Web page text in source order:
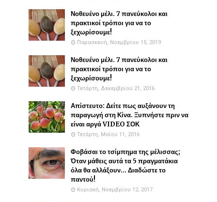
Νοθευένο μέλι. 7 πανεύκολοι και
πρακτικοί τρόποι για να το
ξεχωρίσουμε!
Παρασκευή, Νοεμβρίου 15, 2019
Νοθευένο μέλι. 7 πανεύκολοι και
πρακτικοί τρόποι για να το
ξεχωρίσουμε!
Τετάρτη, Δεκεμβρίου 21, 2016
Απίστευτο: Δείτε πως αυξάνουν τη
παραγωγή στη Κίνα. Ξυπνήστε πριν να
είναι αργά VIDEO ΣΟΚ
Τετάρτη, Μαΐου 11, 2016
Φοβάσαι το τσίμπημα της μέλισσας;
Όταν μάθεις αυτά τα 5 πραγματάκια
όλα θα αλλάξουν... Διαδώστε το
παντού!
Κυριακή, Νοεμβρίου 12, 2017